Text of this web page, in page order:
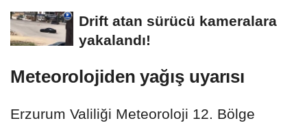
Drift atan sürücü kameralara
yakalandı!
Meteorolojiden yağış uyarısı
Erzurum Valiliği Meteoroloji 12. Bölge